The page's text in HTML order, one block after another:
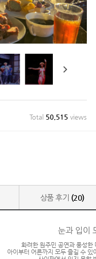
Total 50,515 views
상품 후기 (20)
눈과 입이
화려한 원주민 공연과 풍성한
아이부터 어른까지 모두 즐길 수 있